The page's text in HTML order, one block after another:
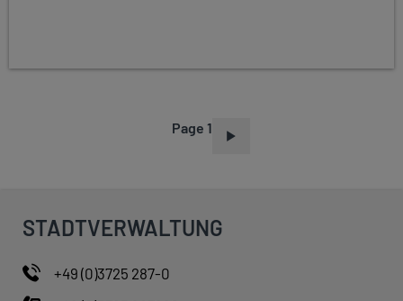
Page 1
STADTVERWALTUNG
+49 (0)3725 287-0